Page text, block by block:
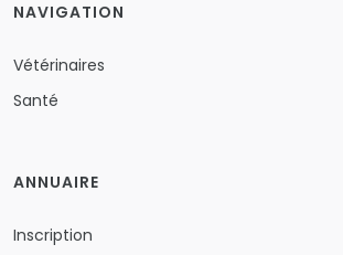
NAVIGATION
Vétérinaires
Santé
ANNUAIRE
Inscription